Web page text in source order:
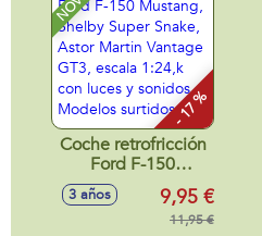
- 17 %
Coche retrofricción
Ford F-150
Mustang, Shelby
Super Snake, Astor
Martin Vantage
3 años 9,95 €
11,95 €